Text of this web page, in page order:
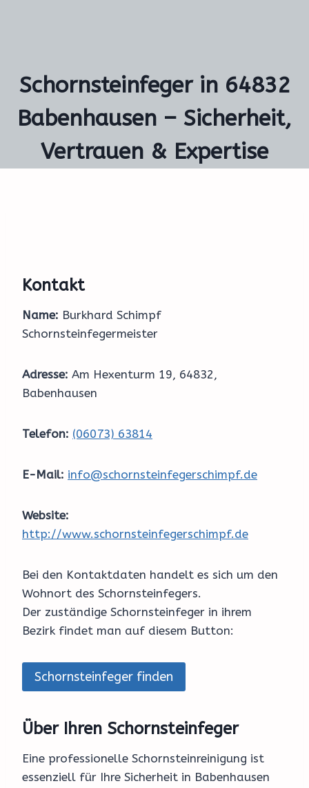
Schornsteinfeger in 64832
Babenhausen – Sicherheit,
Vertrauen & Expertise
Kontakt
Name: Burkhard Schimpf
Schornsteinfegermeister
Adresse: Am Hexenturm 19, 64832,
Babenhausen
Telefon: (06073) 63814
E-Mail: info@schornsteinfegerschimpf.de
Website:
http://www.schornsteinfegerschimpf.de
Bei den Kontaktdaten handelt es sich um den
Wohnort des Schornsteinfegers.
Der zuständige Schornsteinfeger in ihrem
Bezirk findet man auf diesem Button:
Schornsteinfeger finden
Über Ihren Schornsteinfeger
Eine professionelle Schornsteinreinigung ist
essenziell für Ihre Sicherheit in Babenhausen